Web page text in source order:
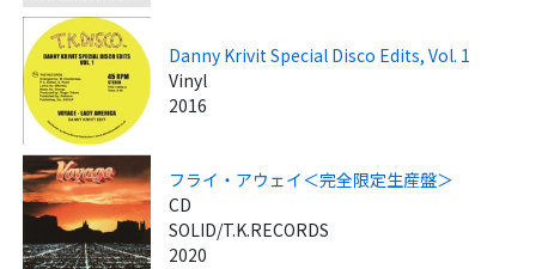
Danny Krivit Special Disco Edits, Vol. 1
Vinyl
2016
フライ・アウェイ＜完全限定生産盤＞
CD
SOLID/T.K.RECORDS
2020